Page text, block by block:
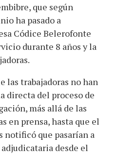
que según
ha pasado a
Códice Belerofonte
durante 8 años y la
las trabajadoras no han
directa del proceso de
más allá de las
en prensa, hasta que el
notificó que pasarían a
desde el